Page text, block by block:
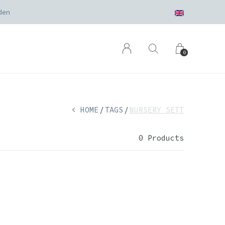
0
HOME TAGS NURSERY SETT
0 Products